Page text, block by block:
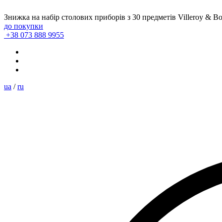
Знижка на набір столових приборів з 30 предметів Villeroy &
до покупки
+38 073 888 9955
ua / ru